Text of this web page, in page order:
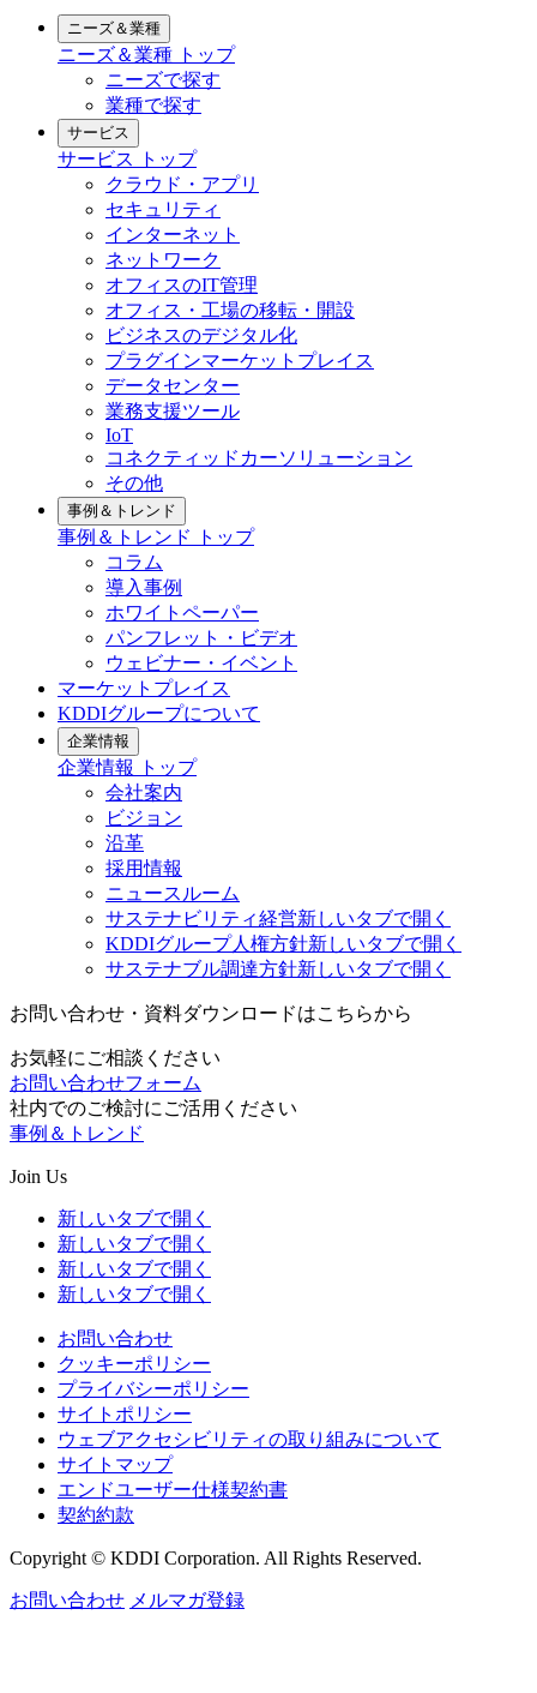
ニーズ＆業種
ニーズ＆業種 トップ
ニーズで探す
業種で探す
サービス
サービス
トップ
クラウド・アプリ
セキュリティ
インターネット
ネットワーク
オフィスのIT管理
オフィス・工場の移転・開設
ビジネスのデジタル化
プラグインマーケットプレイス
データセンター
業務支援ツール
IoT
コネクティッドカーソリューション
その他
事例＆トレンド
事例＆トレンド
トップ
コラム
導入事例
ホワイトペーパー
パンフレット・ビデオ
ウェビナー・イベント
マーケットプレイス
KDDIグループについて
企業情報
企業情報
トップ
会社案内
ビジョン
沿革
採用情報
ニュースルーム
サステナビリティ経営新しいタブで開く
KDDIグループ人権方針新しいタブで開く
サステナブル調達方針新しいタブで開く
お問い合わせ・資料ダウンロードはこちらから
お気軽にご相談ください
お問い合わせフォーム
社内でのご検討にご活用ください
事例＆トレンド
Join Us
新しいタブで開く
新しいタブで開く
新しいタブで開く
新しいタブで開く
お問い合わせ
クッキーポリシー
プライバシーポリシー
サイトポリシー
ウェブアクセシビリティの取り組みについて
サイトマップ
エンドユーザー仕様契約書
契約約款
Copyright © KDDI Corporation. All Rights Reserved.
お問い合わせ メルマガ登録